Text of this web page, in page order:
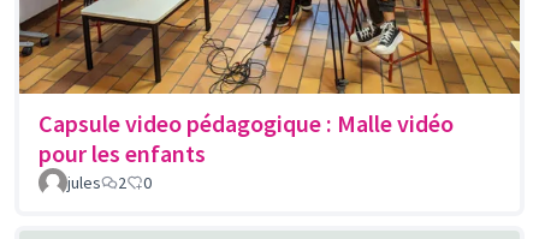
Capsule video pédagogique : Malle vidéo
pour les enfants
jules 2 0